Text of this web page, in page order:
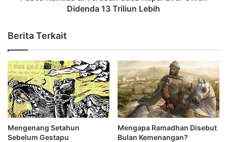
Didenda 13 Triliun Lebih
Berita Terkait
Mengenang Setahun
Sebelum Gestapu
Mengapa Ramadhan Disebut
Bulan Kemenangan?